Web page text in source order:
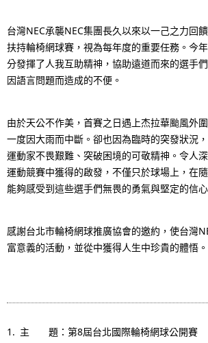
p
r
e
e
n
t
o
c
t
i
a
v
i
g
a
t
i
n
台灣NEC承襲NEC集團長久以來以一己之力回
扶持輪椅網球賽，視為每年度的重要任務。今
分發揮了人我互助精神，協助遠道而來的選手
因語言問題而造成的不便。
由於天公不作美，首賽之日遇上杰拉華颱風外
一度因大雨而中斷。卻也因為臨時的突發狀況
運動家不畏艱難、突破困境的可敬精神。令人
運動競賽中獲得的啟發，不僅只於球場上，在
能夠感受到這些選手們無畏的勇氣與堅定的信心
感謝台北市輪椅網球推廣協會的邀約，使台灣
富意義的活動，並從中獲得人生中珍貴的體悟。
主 題：第8屆台北國際輪椅網球公開賽